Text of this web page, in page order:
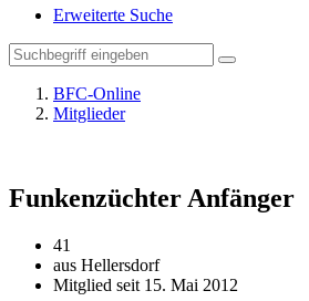
Erweiterte Suche
BFC-Online
Mitglieder
Funkenzüchter Anfänger
41
aus Hellersdorf
Mitglied seit 15. Mai 2012